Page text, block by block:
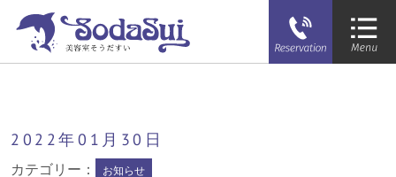
2022年01月 30日
カテゴリー： お知らせ